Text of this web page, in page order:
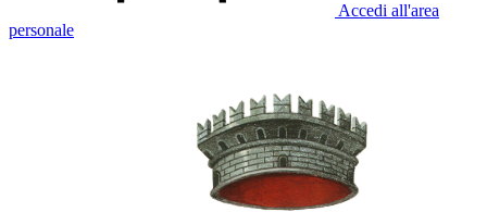
Accedi all'area
personale